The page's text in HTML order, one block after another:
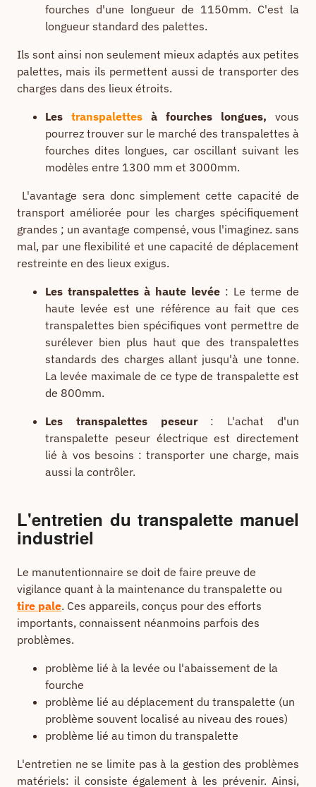
fourches d'une longueur de 1150mm. C'est la
longueur standard des palettes.
Ils sont ainsi non seulement mieux adaptés aux petites
palettes, mais ils permettent aussi de transporter des
charges dans des lieux étroits.
Les transpalettes à fourches longues, vous
pourrez trouver sur le marché des transpalettes à
fourches dites longues, car oscillant suivant les
modèles entre 1300 mm et 3000mm.
L'avantage sera donc simplement cette capacité de
transport améliorée pour les charges spécifiquement
grandes ; un avantage compensé, vous l'imaginez. sans
mal, par une flexibilité et une capacité de déplacement
restreinte en des lieux exigus.
Les transpalettes à haute levée : Le terme de
haute levée est une référence au fait que ces
transpalettes bien spécifiques vont permettre de
surélever bien plus haut que des transpalettes
standards des charges allant jusqu'à une tonne.
La levée maximale de ce type de transpalette est
de 800mm.
Les transpalettes peseur: L'achat d'un
transpalette peseur électrique est directement
lié à vos besoins : transporter une charge, mais
aussi la contrôler.
L'entretien du transpalette manuel
industriel
Le manutentionnaire se doit de faire preuve de
vigilance quant à la maintenance du transpalette ou
tire pale. Ces appareils, conçus pour des efforts
importants, connaissent néanmoins parfois des
problèmes.
problème lié à la levée ou l'abaissement de la
fourche
problème lié au déplacement du transpalette (un
problème souvent localisé au niveau des roues)
problème lié au timon du transpalette
L'entretien ne se limite pas à la gestion des problèmes
matériels: il consiste également à les prévenir. Ainsi,